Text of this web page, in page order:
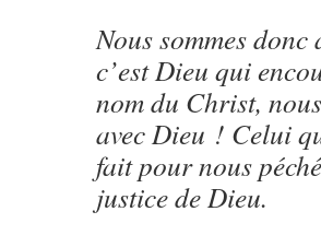
Nous sommes
c’est Dieu qui
nom du Christ,
avec Dieu ! Celui
fait pour nous
justice de Dieu.